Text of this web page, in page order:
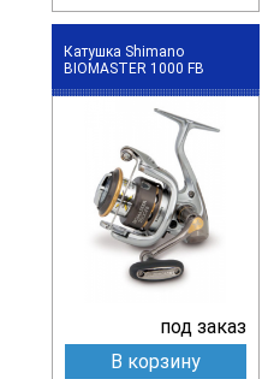
Катушка Shimano
BIOMASTER 1000 FB
под заказ
В корзину